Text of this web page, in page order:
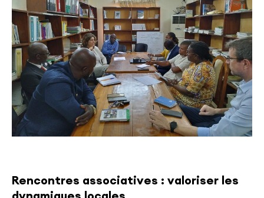
Rencontres associatives : valoriser les